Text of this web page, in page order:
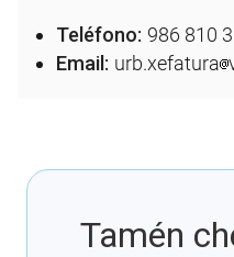
Teléfono: 986 810
Email: urb.xefatura
Tamén